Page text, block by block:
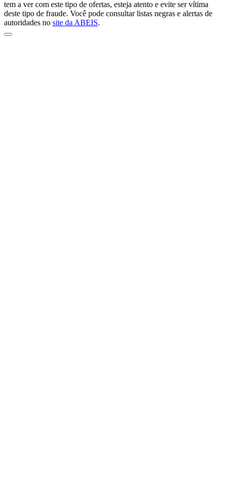
tem a ver com este tipo de ofertas, esteja atento e evite ser vítima
deste tipo de fraude. Você pode consultar listas negras e alertas de
autoridades no site da ABEIS.